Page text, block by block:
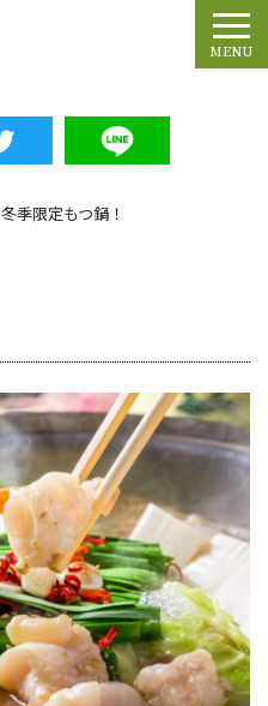
MENU
冬季限定もつ鍋！